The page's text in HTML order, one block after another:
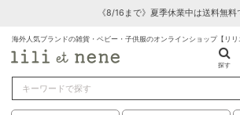
《8/16まで》夏季休業中は送料無料
海外人気ブランドの雑貨・ベビー・子供服のオンラインショップ【リリ
探す